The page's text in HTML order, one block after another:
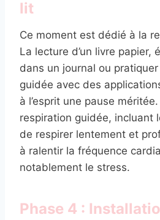
lit
Ce moment est dédié à la
La lecture d’un livre papier,
dans un journal ou
guidée avec des
à l’esprit une pause
respiration guidée, incluant
de respirer lentement et
à ralentir la fréquence
notablement le stress.
Phase 4 :